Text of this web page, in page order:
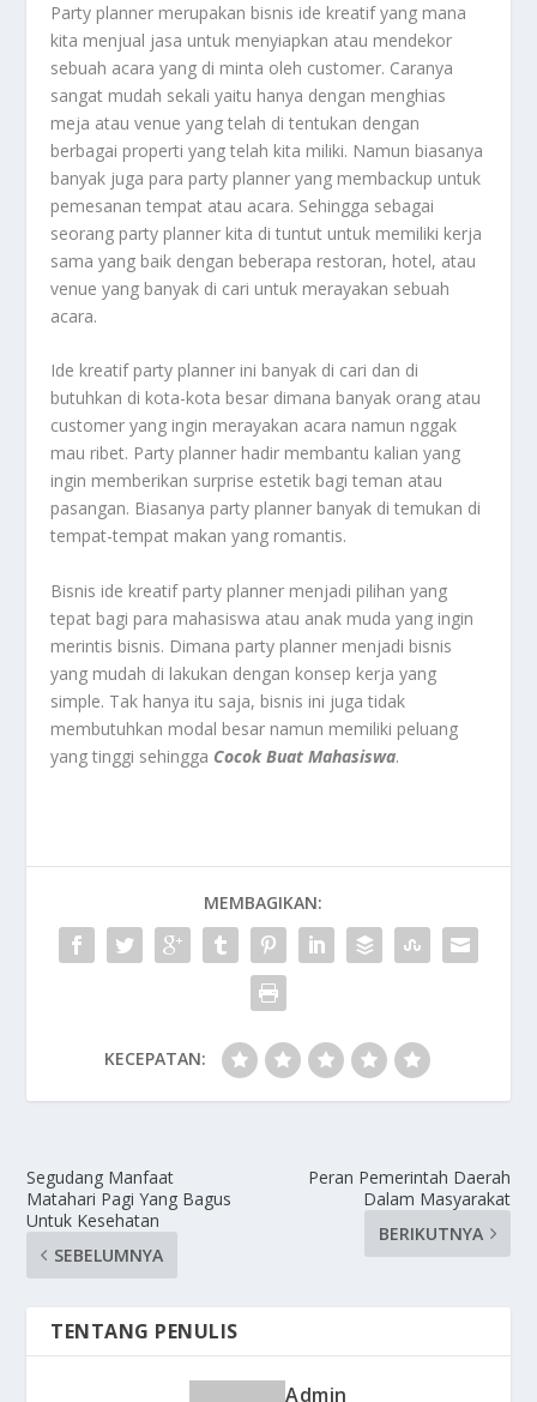
Party planner merupakan bisnis ide kreatif yang mana
kita menjual jasa untuk menyiapkan atau mendekor
sebuah acara yang di minta oleh customer. Caranya
sangat mudah sekali yaitu hanya dengan menghias
meja atau venue yang telah di tentukan dengan
berbagai properti yang telah kita miliki. Namun biasanya
banyak juga para party planner yang membackup untuk
pemesanan tempat atau acara. Sehingga sebagai
seorang party planner kita di tuntut untuk memiliki kerja
sama yang baik dengan beberapa restoran, hotel, atau
venue yang banyak di cari untuk merayakan sebuah
acara.
Ide kreatif party planner ini banyak di cari dan di
butuhkan di kota-kota besar dimana banyak orang atau
customer yang ingin merayakan acara namun nggak
mau ribet. Party planner hadir membantu kalian yang
ingin memberikan surprise estetik bagi teman atau
pasangan. Biasanya party planner banyak di temukan di
tempat-tempat makan yang romantis.
Bisnis ide kreatif party planner menjadi pilihan yang
tepat bagi para mahasiswa atau anak muda yang ingin
merintis bisnis. Dimana party planner menjadi bisnis
yang mudah di lakukan dengan konsep kerja yang
simple. Tak hanya itu saja, bisnis ini juga tidak
membutuhkan modal besar namun memiliki peluang
yang tinggi sehingga Cocok Buat Mahasiswa.
MEMBAGIKAN:
KECEPATAN:
Segudang Manfaat
Matahari Pagi Yang Bagus
Untuk Kesehatan
SEBELUMNYA
Peran Pemerintah Daerah
Dalam Masyarakat
BERIKUTNYA
TENTANG PENULIS
Admin